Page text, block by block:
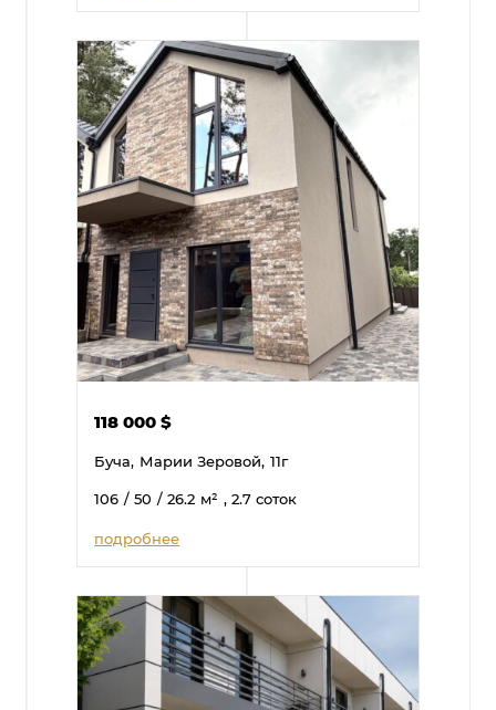
118 000$
Буча, Марии Зеровой, 11г
106 / 50 / 26.2 м² , 2.7 соток
подробнее